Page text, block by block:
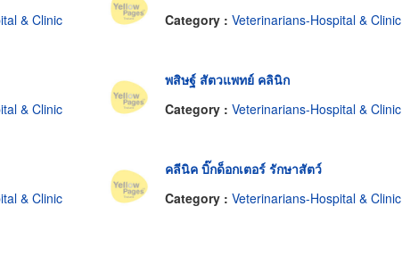
& Clinic
Category : Veterinarians-Hospital & Clinic
& Clinic
พสิษฐ์ สัตวแพทย์ คลินิก
Category : Veterinarians-Hospital & Clinic
& Clinic
คลีนิค บิ๊กด็อกเตอร์ รักษาสัตว์
Category : Veterinarians-Hospital & Clinic